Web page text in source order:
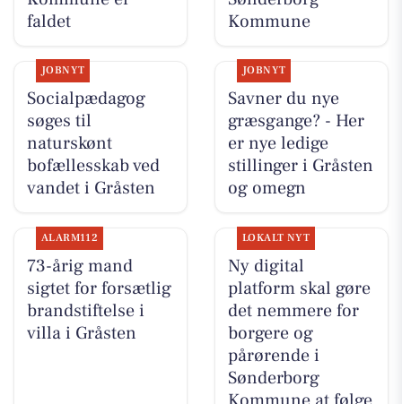
faldet
Kommune
JOBNYT
Socialpædagog
søges til
naturskønt
bofællesskab ved
vandet i Gråsten
JOBNYT
Savner du nye
græsgange? - Her
er nye ledige
stillinger i Gråsten
og omegn
ALARM112
73-årig mand
sigtet for forsætlig
brandstiftelse i
villa i Gråsten
LOKALT NYT
Ny digital
platform skal gøre
det nemmere for
borgere og
pårørende i
Sønderborg